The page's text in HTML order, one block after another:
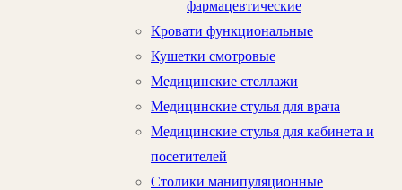
фармацевтические
Кровати функциональные
Кушетки смотровые
Медицинские стеллажи
Медицинские стулья для врача
Медицинские стулья для кабинета и
посетителей
Столики манипуляционные